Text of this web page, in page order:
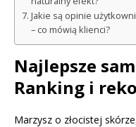
Jakie są opinie
– co mówią klienci?
Najlepsze
Ranking i
Marzysz o złocistej